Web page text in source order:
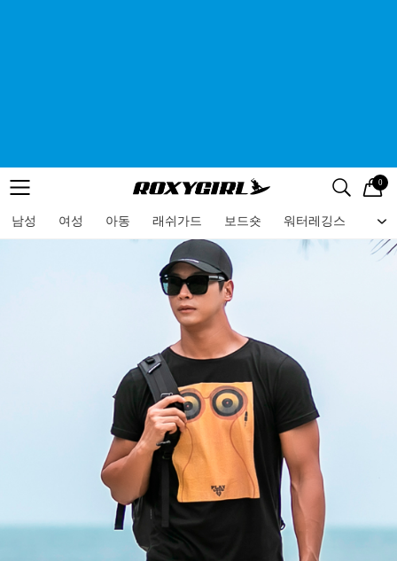
메뉴 검색
로고 0
남성 여성 아동 래쉬가드 보드숏 워터레깅스 비
메뉴